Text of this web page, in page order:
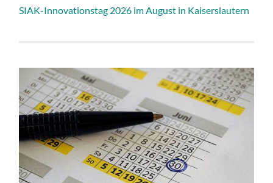
SIAK-Innovationstag 2026 im August in Kaiserslautern